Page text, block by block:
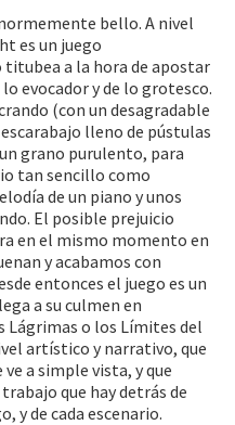
bello. A nivel
es un juego
a la hora de apostar
evocador y de lo grotesco.
(con un desagradable
lleno de pústulas
grano purulento, para
tan sencillo como
de un piano y unos
El posible prejuicio
en el mismo momento en
y acabamos con
entonces el juego es un
a su culmen en
Lágrimas o los Límites del
artístico y narrativo, que
a simple vista, y que
que hay detrás de
y de cada escenario.